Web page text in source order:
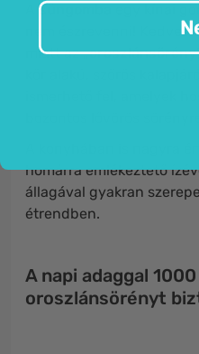
süngombaegy kínai
nem észrevenni! Kedves
miatt az „oroszlánsörény
homárra emlékeztető
állagával gyakran
étrendben.
A napi adaggal
oroszlánsörényt